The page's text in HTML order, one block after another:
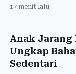
17 menit lalu
Anak Jarang
Ungkap
Sedentari